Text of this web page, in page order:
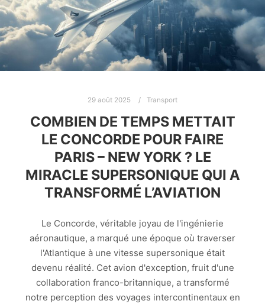
29 août 2025 Transport
COMBIEN DE TEMPS METTAIT
LE CONCORDE POUR FAIRE
PARIS – NEW YORK ? LE
MIRACLE SUPERSONIQUE QUI A
TRANSFORMÉ L’AVIATION
Le Concorde, véritable joyau de l'ingénierie
aéronautique, a marqué une époque où traverser
l'Atlantique à une vitesse supersonique était
devenu réalité. Cet avion d'exception, fruit d'une
collaboration franco-britannique, a transformé
notre perception des voyages intercontinentaux en